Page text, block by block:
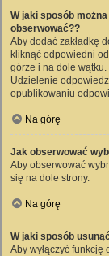
W jaki sposób
obserwować??
Aby dodać zakładkę
kliknąć odpowiedni
górze i na dole wątku.
Udzielenie
opublikowaniu
Na górę
Jak obserwować
Aby obserwować
się na dole strony.
Na górę
W jaki sposób
Aby wyłączyć